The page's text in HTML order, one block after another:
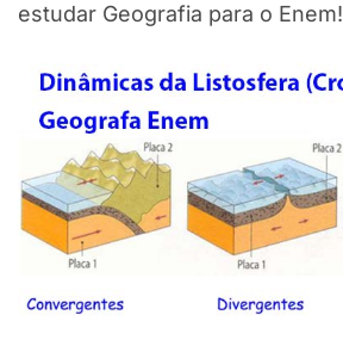
estudar Geografia para o Enem!